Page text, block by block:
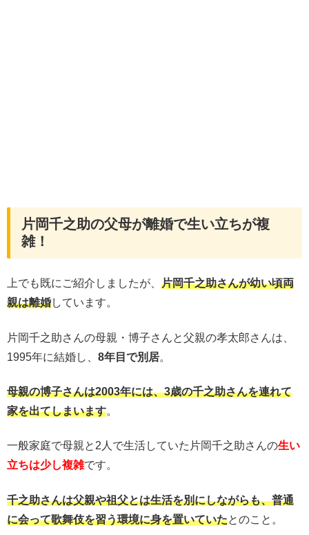
片岡千之助の父母が離婚で生い立ちが複
雑！
上でも既にご紹介しましたが、 片岡千之助さんが幼い頃両
親は離婚しています。
片岡千之助さんの母親・博子さんと父親の孝太郎さんは、
1995年に結婚し、 8年目で別居。
母親の博子さんは2003年には、3歳の千之助さんを連れて
家を出てしまいます。
一般家庭で母親と2人で生活していた片岡千之助さんの生い
立ちは少し複雑です。
千之助さんは父親や祖父とは生活を別にしながらも、普通
に会って歌舞伎を習う環境に身を置いていたとのこと。